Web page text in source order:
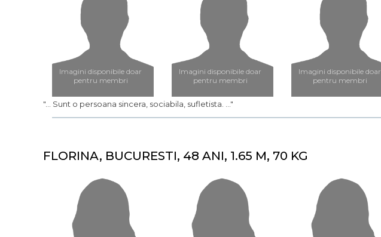
Imagini disponibile doar
pentru membri
Imagini disponibile doar
pentru membri
Imagini disponibile doar
pentru membri
"... Sunt o persoana sincera, sociabila, sufletista. ..."
FLORINA, BUCURESTI, 48 ANI, 1.65 M, 70 KG